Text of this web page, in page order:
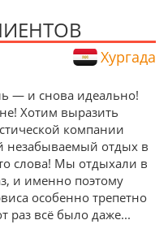
Хургада
— и снова идеально!
Хотим выразить
компании
незабываемый отдых в
слова! Мы отдыхали в
и именно поэтому
особенно трепетно
раз всё было даже...